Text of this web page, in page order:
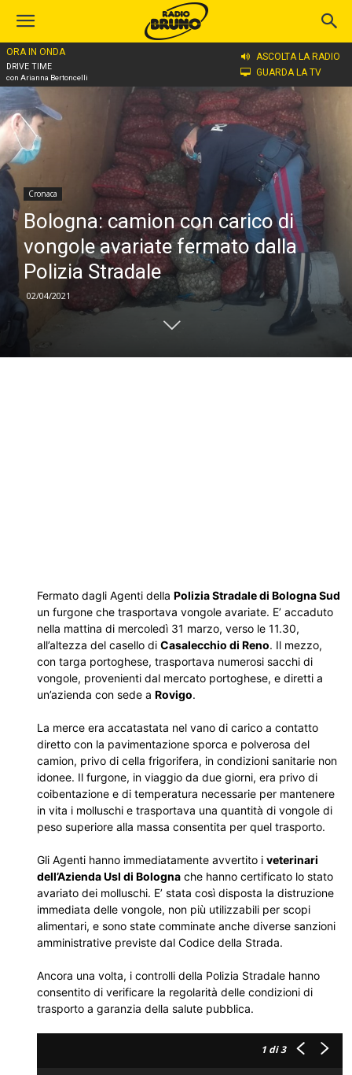
ORA IN ONDA
DRIVE TIME
con Arianna Bertoncelli
ASCOLTA LA RADIO
GUARDA LA TV
Home
Cronaca
Bologna: camion con carico di
vongole avariate fermato dalla
Polizia Stradale
02/04/2021
Fermato dagli Agenti della Polizia Stradale di Bologna Sud
un furgone che trasportava vongole avariate. E’ accaduto
nella mattina di mercoledì 31 marzo, verso le 11.30,
all’altezza del casello di Casalecchio di Reno. Il mezzo,
con targa portoghese, trasportava numerosi sacchi di
vongole, provenienti dal mercato portoghese, e diretti a
un’azienda con sede a Rovigo.
La merce era accatastata nel vano di carico a contatto
diretto con la pavimentazione sporca e polverosa del
camion, privo di cella frigorifera, in condizioni sanitarie non
idonee. Il furgone, in viaggio da due giorni, era privo di
coibentazione e di temperatura necessarie per mantenere
in vita i molluschi e trasportava una quantità di vongole di
peso superiore alla massa consentita per quel trasporto.
Gli Agenti hanno immediatamente avvertito i veterinari
dell’Azienda Usl di Bologna che hanno certificato lo stato
avariato dei molluschi. E’ stata così disposta la distruzione
immediata delle vongole, non più utilizzabili per scopi
alimentari, e sono state comminate anche diverse sanzioni
amministrative previste dal Codice della Strada.
Ancora una volta, i controlli della Polizia Stradale hanno
consentito di verificare la regolarità delle condizioni di
trasporto a garanzia della salute pubblica.
1 di 3